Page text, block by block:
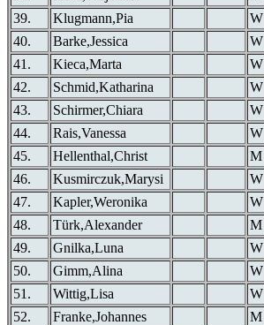
39.
Klugmann,Pia W
40.
Barke,Jessica W
41.
Kieca,Marta W
42.
Schmid,Katharina W
43.
Schirmer,Chiara W
44.
Rais,Vanessa W
45.
Hellenthal,Christ M
46.
Kusmirczuk,Marysi W
47.
Kapler,Weronika W
48.
Türk,Alexander M
49.
Gnilka,Luna W
50.
Gimm,Alina W
51.
Wittig,Lisa W
52.
Franke,Johannes M